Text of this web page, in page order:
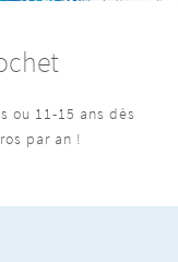
ou 11-15 ans dès
par an !